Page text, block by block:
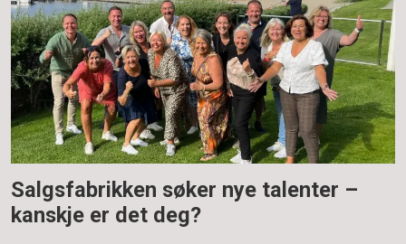
Salgsfabrikken søker nye talenter –
kanskje er det deg?